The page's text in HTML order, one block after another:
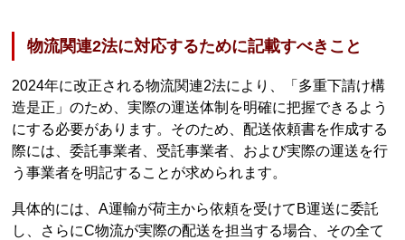
物流関連2法に対応するために記載すべきこと
2024年に改正される物流関連2法により、「多重下請け構
造是正」のため、実際の運送体制を明確に把握できるよう
にする必要があります。そのため、配送依頼書を作成する
際には、委託事業者、受託事業者、および実際の運送を行
う事業者を明記することが求められます。
具体的には、A運輸が荷主から依頼を受けてB運送に委託
し、さらにC物流が実際の配送を担当する場合、その全て